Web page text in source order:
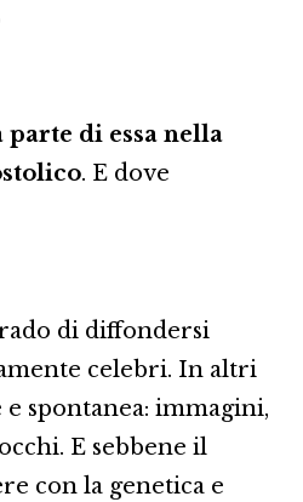
di essa nella
. E dove
di diffondersi
celebri. In altri
spontanea: immagini,
E sebbene il
con la genetica e